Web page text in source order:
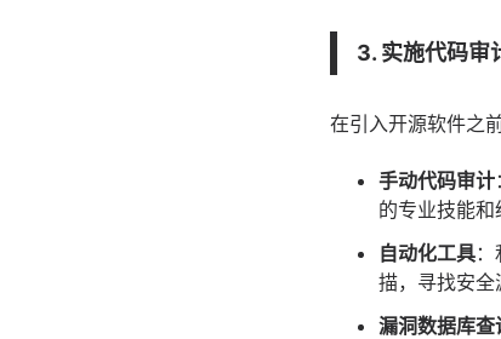
3. 实施代码审
在引入开源软件之
手动代码审计
的专业技能和
自动化工具
描，寻找安全
漏洞数据库查